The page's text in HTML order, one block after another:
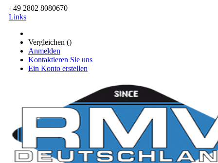
+49 2802 8080670
Links
Vergleichen ()
Anmelden
Kontaktieren Sie uns
Ein Konto erstellen